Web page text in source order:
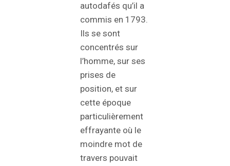
autodafés qu’il a
commis en 1793.
Ils se sont
concentrés sur
l’homme, sur ses
prises de
position, et sur
cette époque
particulièrement
effrayante où le
moindre mot de
travers pouvait